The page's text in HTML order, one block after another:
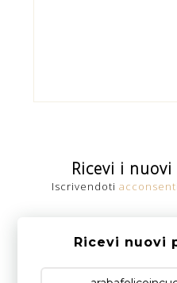
Ricevi i
Iscrivendoti
Ricevi nuovi